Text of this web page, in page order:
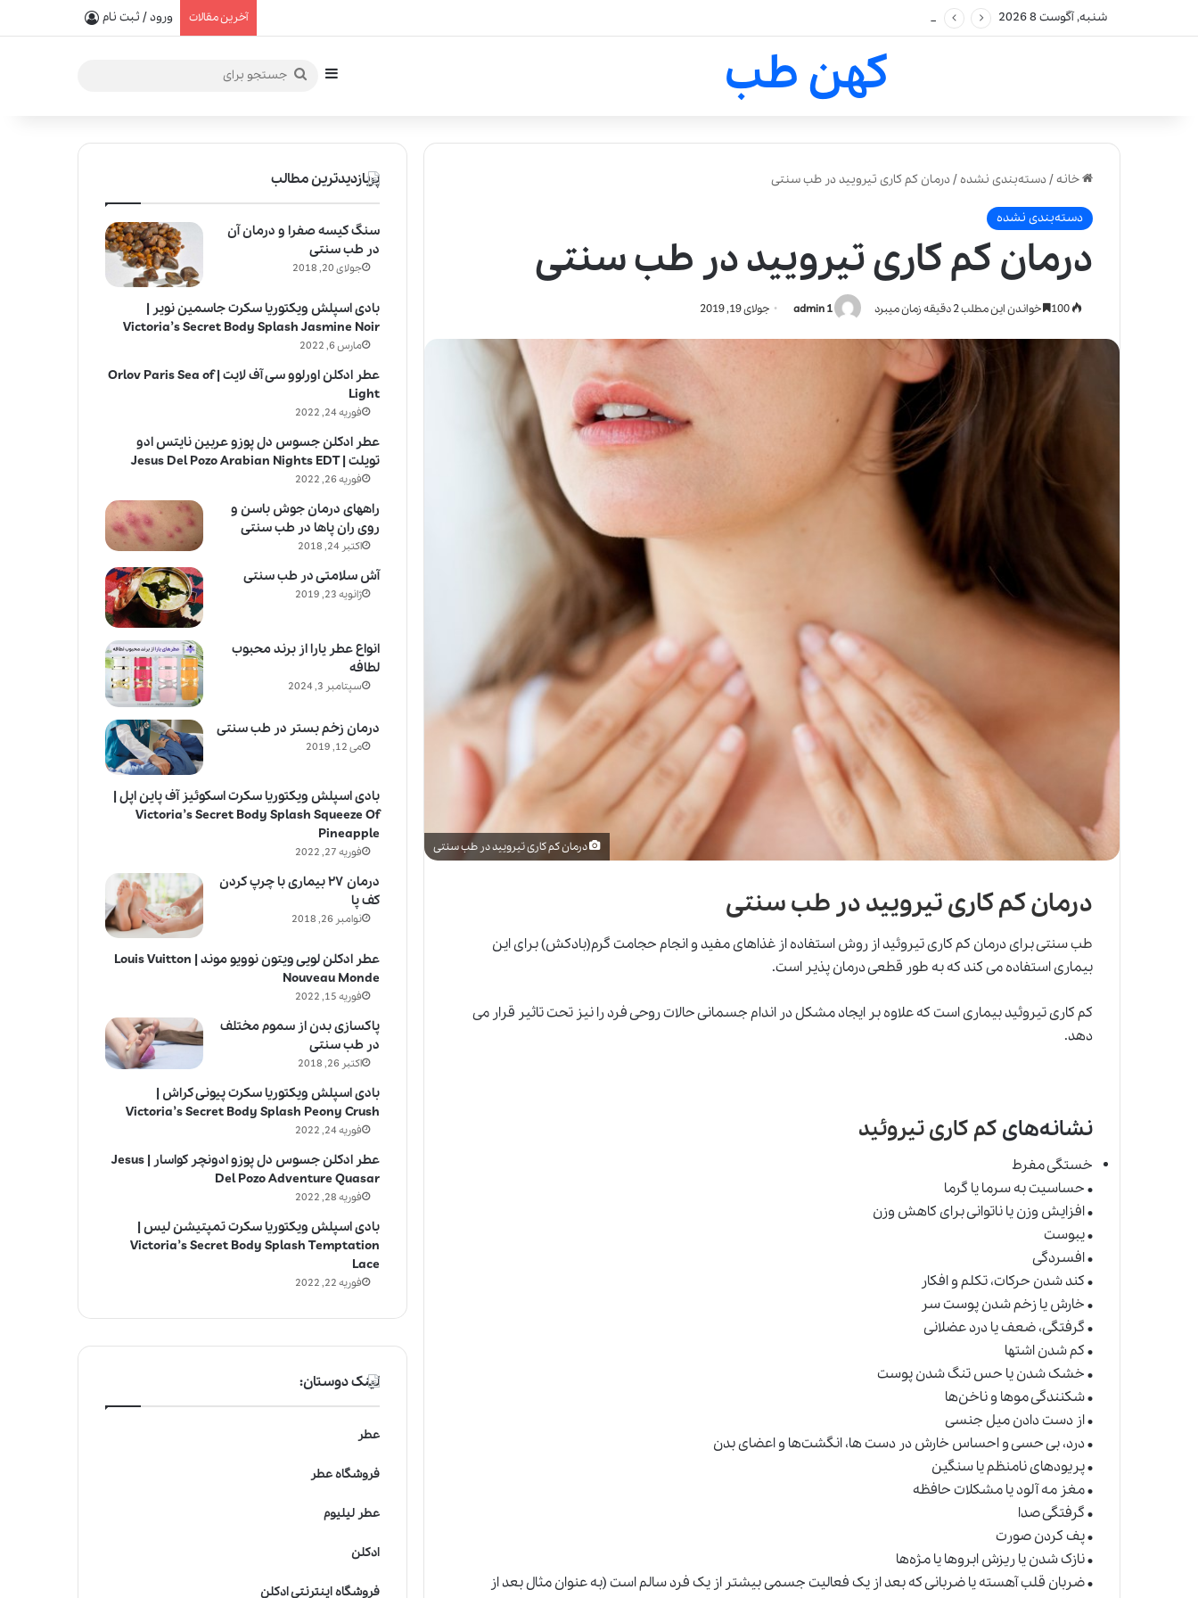
شنبه, آگوست 8 2026 آخرین مقالات ورود / ثبت نام
کهن طب سایدبارجستجو
خانه/دسته‌بندی نشده/درمان کم کاری تیرویید در طب سنتی
دسته‌بندی نشده
درمان کم کاری تیرویید در طب سنتی
admin 1 جولای 19, 2019 خواندن این مطلب 2 دقیقه زمان میبرد
درمان کم کاری تیرویید در طب سنتی
درمان کم کاری تیرویید در طب سنتی
طب سنتیبرای درمان کم کاری تیروئید از روش استفاده از غذاهای مفید و انجام حجامت گرم(بادکش) برای این
بیماری استفاده می کند که به طور قطعی درمان پذیر است.
کم کاری تیروئید بیماری است که علاوه بر ایجاد مشکل در اندام جسمانی حالات روحی فرد را نیز تحت تاثیر قرار می
دهد.
نشانه‌های کم کاری تیروئید
خستگی مفرط
• حساسیت به سرما یا گرما
• افزایش وزن یا ناتوانی برای کاهش وزن
• یبوست
• افسردگی
• کند شدن حرکات، تکلم و افکار
• خارش یا زخم شدن پوست سر
• گرفتگی، ضعف یا درد عضلانی
• کم شدن اشتها
• خشک شدن یا حس تنگ شدن پوست
• شکنندگی مو‌ها و ناخن‌ها
• از دست دادن میل جنسی
• درد، بی حسی و احساس خارش در دست ها، انگشت‌ها و اعضای بدن
• پریود‌های نامنظم یا سنگین
• مغز مه آلود یا مشکلات حافظه
• گرفتگی صدا
• پف کردن صورت
• نازک شدن یا ریزش ابرو‌ها یا مژه‌ها
• ضربان قلب آهسته یا ضربانی که بعد از یک فعالیت جسمی بیشتر از یک فرد سالم است (به عنوان مثال بعد از
پربازدیدترین مطالب
سنگ کیسه صفرا و درمان آن
در طب سنتی
جولای 20, 2018
بادی اسپلش ویکتوریا سکرت جاسمین نویر |
Victoria’s Secret Body Splash Jasmine Noir
مارس 6, 2022
عطر ادکلن اورلوو سی آف لایت | Orlov Paris Sea of
Light
فوریه 24, 2022
عطر ادکلن جسوس دل پوزو عربین نایتس ادو
تویلت | Jesus Del Pozo Arabian Nights EDT
فوریه 26, 2022
راههای درمان جوش باسن و
روی ران پاها در طب سنتی
اکتبر 24, 2018
آش سلامتی در طب سنتی
ژانویه 23, 2019
انواع عطر یارا از برند محبوب
لطافه
سپتامبر 3, 2024
درمان زخم بستر در طب سنتی
می 12, 2019
بادی اسپلش ویکتوریا سکرت اسکوئیز آف پاین اپل |
Victoria’s Secret Body Splash Squeeze Of
Pineapple
فوریه 27, 2022
درمان ۲۷ بیماری با چرپ کردن
کف پا
نوامبر 26, 2018
عطر ادکلن لویی ویتون نوویو موند | Louis Vuitton
Nouveau Monde
فوریه 15, 2022
پاکسازی بدن از سموم مختلف
در طب سنتی
اکتبر 26, 2018
بادی اسپلش ویکتوریا سکرت پیونی کراش |
Victoria’s Secret Body Splash Peony Crush
فوریه 24, 2022
عطر ادکلن جسوس دل پوزو ادونچر کواسار | Jesus
Del Pozo Adventure Quasar
فوریه 28, 2022
بادی اسپلش ویکتوریا سکرت تمپتیشن لیس |
Victoria’s Secret Body Splash Temptation
Lace
فوریه 22, 2022
لینک دوستان:
عطر
فروشگاه عطر
عطر لیلیوم
ادکلن
فروشگاه اینترنتی ادکلن